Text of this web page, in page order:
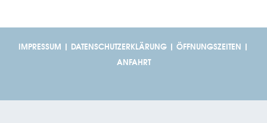
IMPRESSUM | DATENSCHUTZERKLÄRUNG | ÖFFNUNGSZEITEN |
ANFAHRT